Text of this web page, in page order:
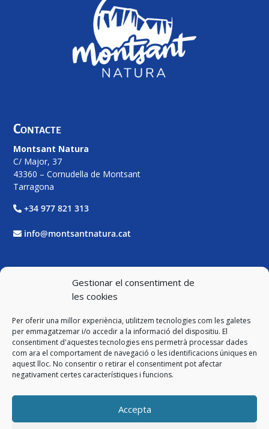
Gestionar el consentiment de
les cookies
Per oferir una millor experiència, utilitzem tecnologies com les galetes
per emmagatzemar i/o accedir a la informació del dispositiu. El
consentiment d'aquestes tecnologies ens permetrà processar dades
com ara el comportament de navegació o les identificacions úniques en
aquest lloc. No consentir o retirar el consentiment pot afectar
negativament certes característiques i funcions.
Accepta
Contacte
Montsant Natura
C/ Major, 37
43360 – Cornudella de Montsant
Tarragona
+34 977 821 313
info@montsantnatura.cat
Facebook
Twitter
Instagram
Legal